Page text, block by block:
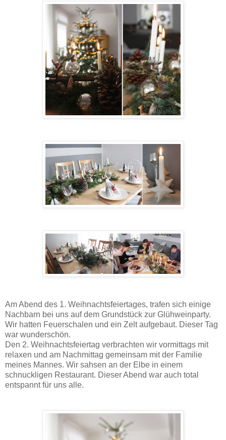
Am Abend des 1. Weihnachtsfeiertages, trafen sich einige
Nachbarn bei uns auf dem Grundstück zur Glühweinparty.
Wir hatten Feuerschalen und ein Zelt aufgebaut. Dieser Tag
war wunderschön.
Den 2. Weihnachtsfeiertag verbrachten wir vormittags mit
relaxen und am Nachmittag gemeinsam mit der Familie
meines Mannes. Wir sahsen an der Elbe in einem
schnuckligen Restaurant. Dieser Abend war auch total
entspannt für uns alle.